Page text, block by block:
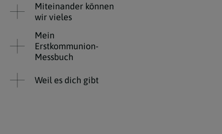
Miteinander können
wir vieles
Mein
Erstkommunion-
Messbuch
Weil es dich gibt